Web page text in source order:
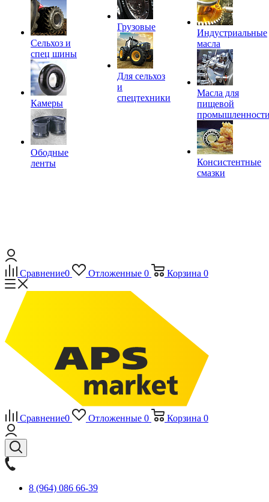
Сельхоз и
спец шины
Камеры
Ободные
ленты
Грузовые
Для сельхоз
и
спецтехники
Индустриальные
масла
Масла для
пищевой
Консистентные
смазки
Сравнение0 Отложенные 0 Корзина 0
Сравнение0 Отложенные 0 Корзина 0
8 (964) 086 66-39